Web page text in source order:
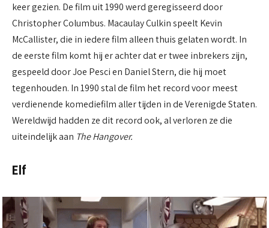
keer gezien. De film uit 1990 werd geregisseerd door
Christopher Columbus. Macaulay Culkin speelt Kevin
McCallister, die in iedere film alleen thuis gelaten wordt. In
de eerste film komt hij er achter dat er twee inbrekers zijn,
gespeeld door Joe Pesci en Daniel Stern, die hij moet
tegenhouden. In 1990 stal de film het record voor meest
verdienende komediefilm aller tijden in de Verenigde Staten.
Wereldwijd hadden ze dit record ook, al verloren ze die
uiteindelijk aan The Hangover.
Elf